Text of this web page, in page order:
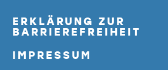
ERKLÄRUNG ZUR
BARRIEREFREIHEIT
IMPRESSUM